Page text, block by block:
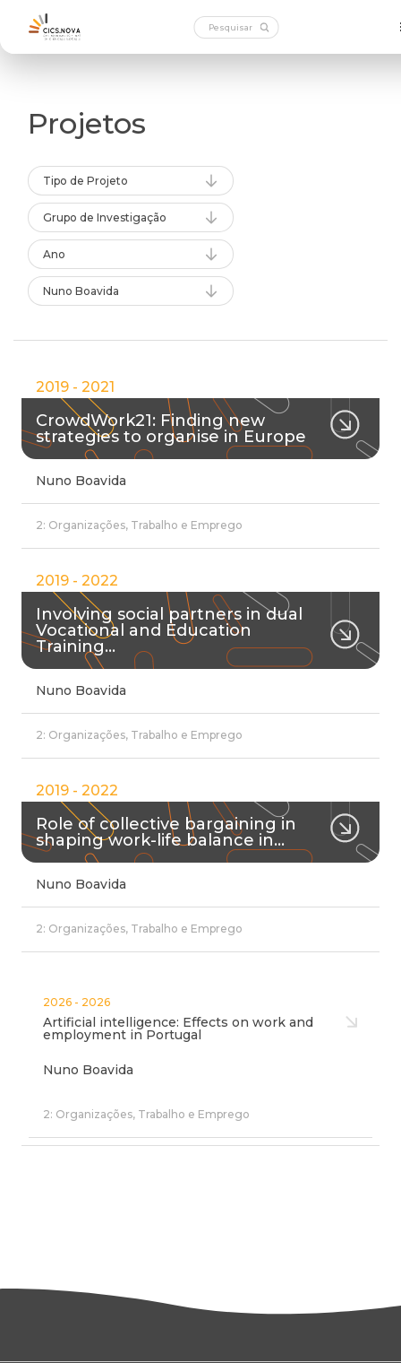
Projetos
Tipo de Projeto
Grupo de Investigação
Ano
Nuno Boavida
2019 - 2021
CrowdWork21: Finding new
strategies to organise in Europe
Nuno Boavida
2: Organizações, Trabalho e Emprego
2019 - 2022
Involving social partners in dual
Vocational and Education
Training…
Nuno Boavida
2: Organizações, Trabalho e Emprego
2019 - 2022
Role of collective bargaining in
shaping work-life balance in…
Nuno Boavida
2: Organizações, Trabalho e Emprego
2026 - 2026
Artificial intelligence: Effects on work and
employment in Portugal
Nuno Boavida
2: Organizações, Trabalho e Emprego